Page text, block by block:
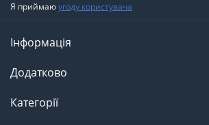
Я приймаюугоду користувача
Інформація
Додатково
Категорії